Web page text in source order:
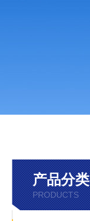
产品分类
PRODUCTS